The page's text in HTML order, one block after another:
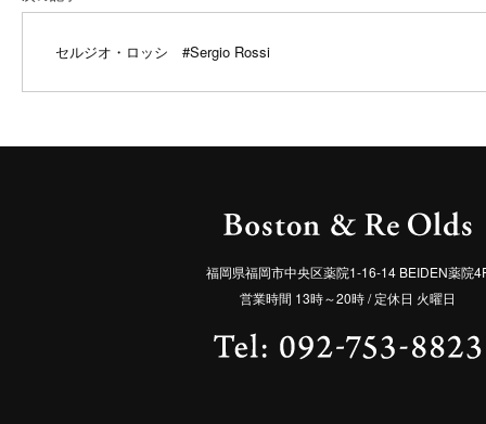
セルジオ・ロッシ #Sergio Rossi
福岡県福岡市中央区薬院1-16-14 BEIDEN薬院
営業時間 13時～20時 / 定休日 火曜日